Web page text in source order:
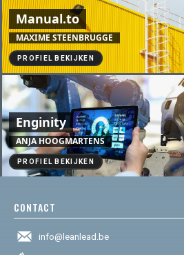
Manual.to
MAXIME STEENBRUGGE
PROFIEL BEKIJKEN
Enginity
ANJA HOOGMARTENS
PROFIEL BEKIJKEN
CONTACT
info@leanlead.be